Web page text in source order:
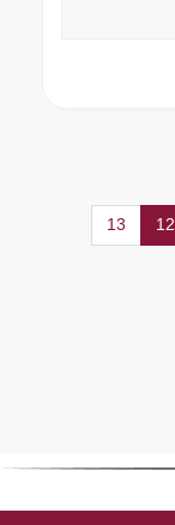
12
13